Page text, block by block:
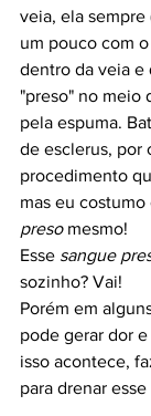
veia, ela sempre
um pouco com
dentro da veia e
"preso" no meio
pela espuma.
de esclerus, por
procedimento
mas eu costumo
preso mesmo!
Esse sangue
sozinho? Vai!
Porém em
pode gerar dor
isso acontece,
para drenar